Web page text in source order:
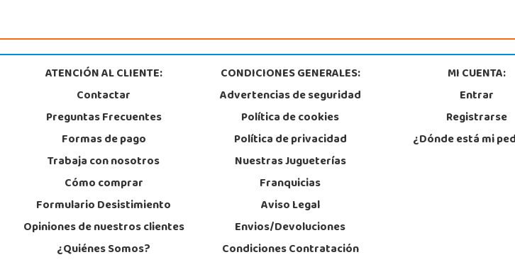
ATENCIÓN AL CLIENTE:
Contactar
Preguntas Frecuentes
Formas de pago
Trabaja con nosotros
Cómo comprar
Formulario Desistimiento
Opiniones de nuestros clientes
¿Quiénes Somos?
CONDICIONES GENERALES:
Advertencias de seguridad
Política de cookies
Política de privacidad
Nuestras Jugueterías
Franquicias
Aviso Legal
Envios/Devoluciones
Condiciones Contratación
MI CUENTA:
Entrar
Registrarse
¿Dónde está mi